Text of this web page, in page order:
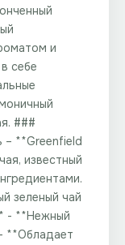
и
себе
###
– **Greenfield
известный
зеленый чай
- **Нежный
**Обладает